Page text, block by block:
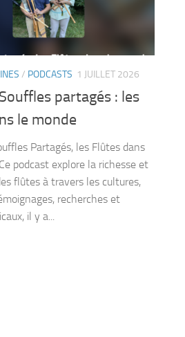
/ PODCASTS 1 JUILLET 2026
partagés : les
le monde
Partagés, les Flûtes dans
podcast explore la richesse et
flûtes à travers les cultures,
recherches et
il y a...